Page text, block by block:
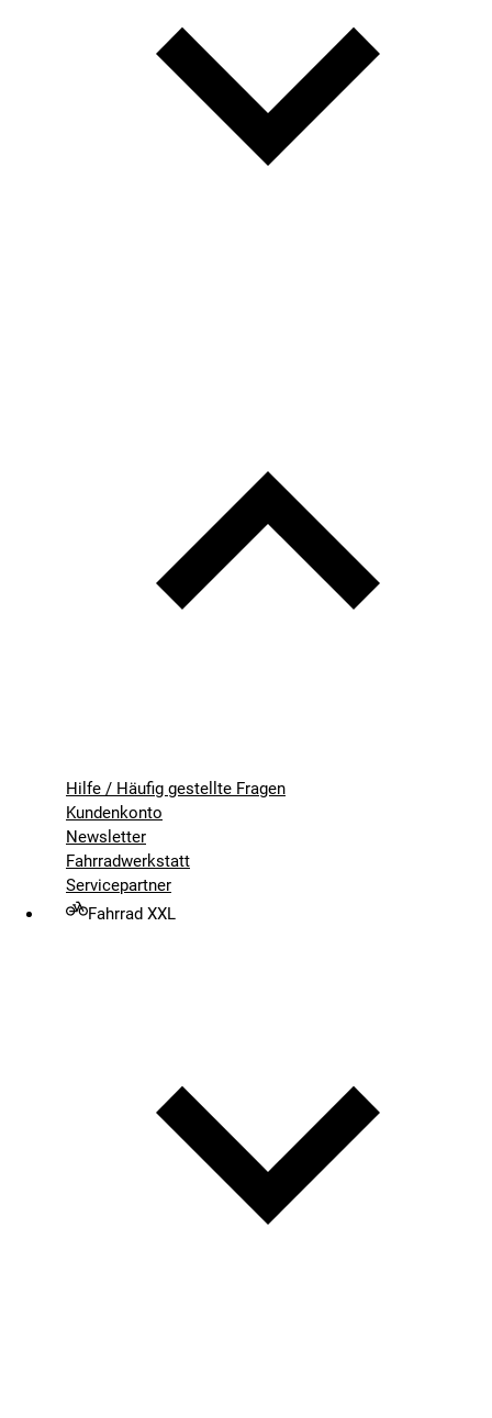
Hilfe / Häufig gestellte Fragen
Kundenkonto
Newsletter
Fahrradwerkstatt
Servicepartner
Fahrrad XXL